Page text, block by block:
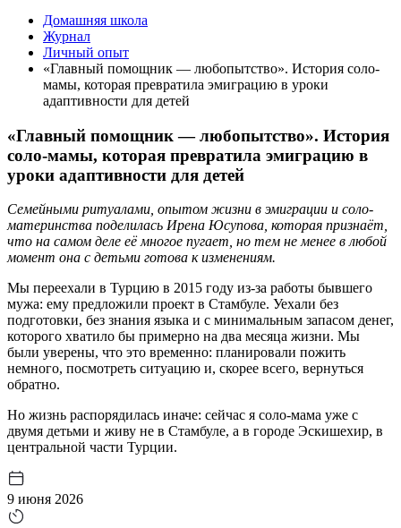
Домашняя школа
Журнал
Личный опыт
«Главный помощник — любопытство». История соло-
мамы, которая превратила эмиграцию в уроки
адаптивности для детей
«Главный помощник — любопытство». История
соло-мамы, которая превратила эмиграцию в
уроки адаптивности для детей
Семейными ритуалами, опытом жизни в эмиграции и соло-
материнства поделилась Ирена Юсупова, которая признаёт,
что на самом деле её многое пугает, но тем не менее в любой
момент она с детьми готова к изменениям.
Мы переехали в Турцию в 2015 году из-за работы бывшего
мужа: ему предложили проект в Стамбуле. Уехали без
подготовки, без знания языка и с минимальным запасом денег,
которого хватило бы примерно на два месяца жизни. Мы
были уверены, что это временно: планировали пожить
немного, посмотреть ситуацию и, скорее всего, вернуться
обратно.
Но жизнь распорядилась иначе: сейчас я соло-мама уже с
двумя детьми и живу не в Стамбуле, а в городе Эскишехир, в
центральной части Турции.
9 июня 2026